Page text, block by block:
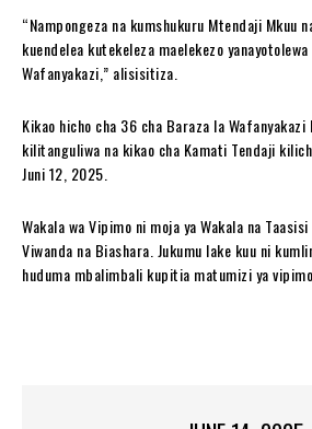
“Nampongeza na kumshukuru Mtendaji Mkuu
kuendelea kutekeleza maelekezo
Wafanyakazi,” alisisitiza.
Kikao hicho cha 36 cha Baraza la Wafanyakazi
kilitanguliwa na kikao cha Kamati Tendaji
Juni 12, 2025.
Wakala wa Vipimo ni moja ya Wakala na
Viwanda na Biashara. Jukumu lake kuu ni
huduma mbalimbali kupitia matumizi ya